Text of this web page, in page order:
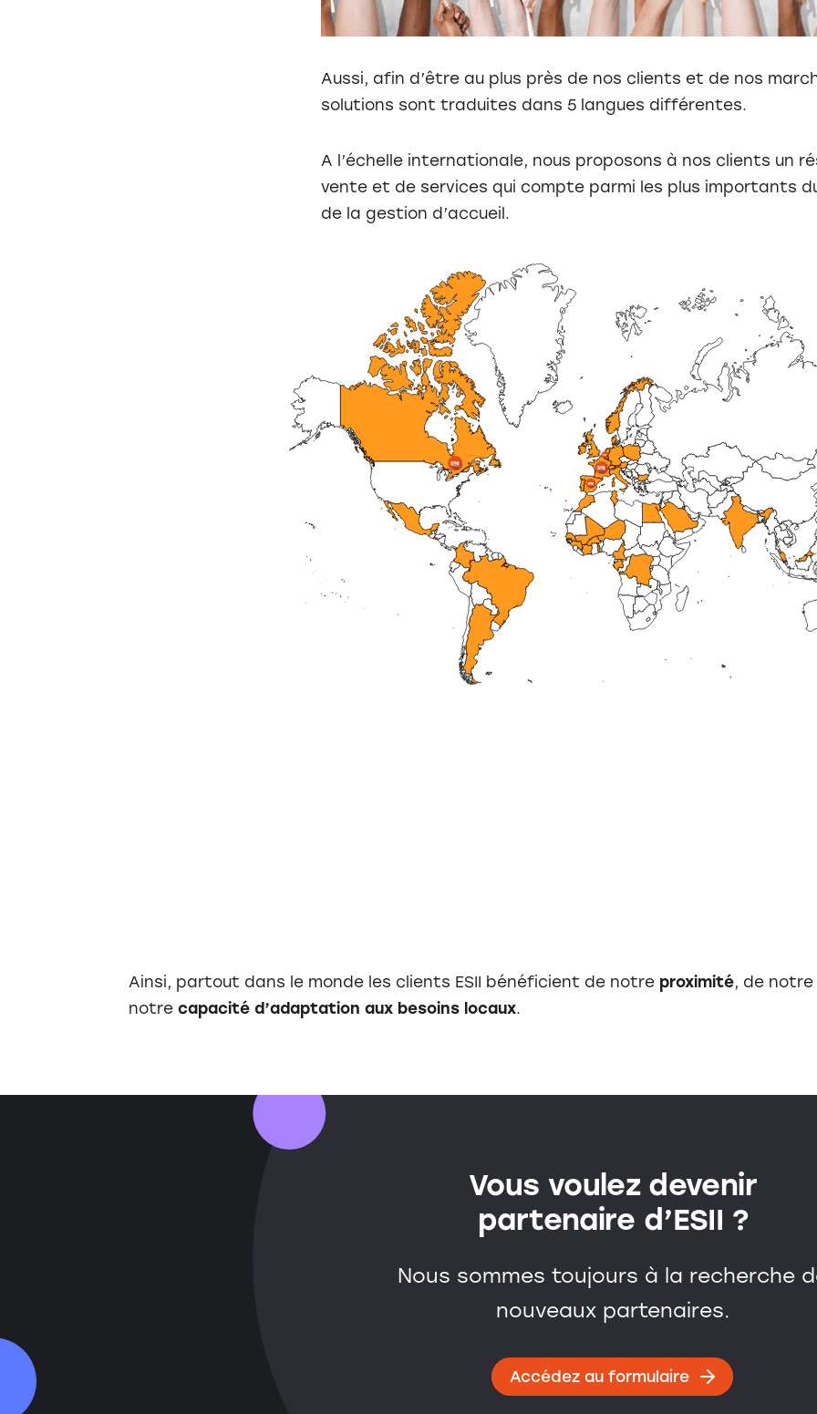
Aussi, afin d’être au plus près de nos clients et de nos
solutions sont traduites dans 5 langues différentes.
A l’échelle internationale, nous proposons à nos clients un
vente et de services qui compte parmi les plus importants
de la gestion d’accueil.
Ainsi, partout dans le monde les clients ESII bénéficient de notre proximité, de
notrecapacité d’adaptation aux besoins locaux.
Vous voulez devenir
partenaire d’ESII ?
Nous sommes toujours à la recherche
nouveaux partenaires.
Accédez au formulaire